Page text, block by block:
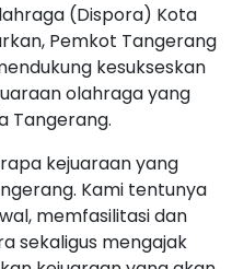
(Dispora) Kota
Pemkot Tangerang
kesukseskan
olahraga yang
Tangerang.
kejuaraan yang
Kami tentunya
memfasilitasi dan
sekaligus mengajak